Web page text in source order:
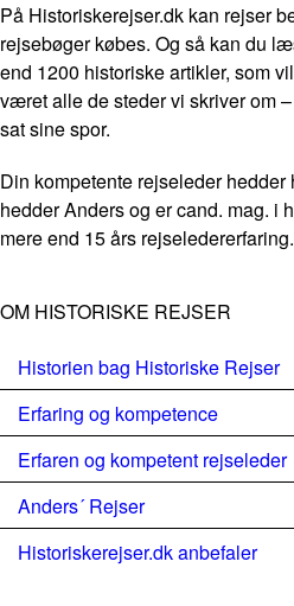
På Historiskerejser.dk kan rejser
rejsebøger købes. Og så kan du
end 1200 historiske artikler, som
været alle de steder vi skriver om
sat sine spor.
Din kompetente rejseleder
hedder Anders og er cand. mag. i
mere end 15 års rejseledererfaring.
OM HISTORISKE REJSER
Historien bag Historiske Rejser
Erfaring og kompetence
Erfaren og kompetent rejseleder
Anders´ Rejser
Historiskerejser.dk anbefaler